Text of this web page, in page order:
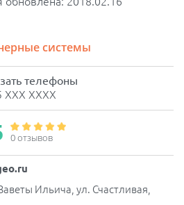
системы
телефоны
XXX XXXX
0 отзывов
Ильича, ул. Счастливая,